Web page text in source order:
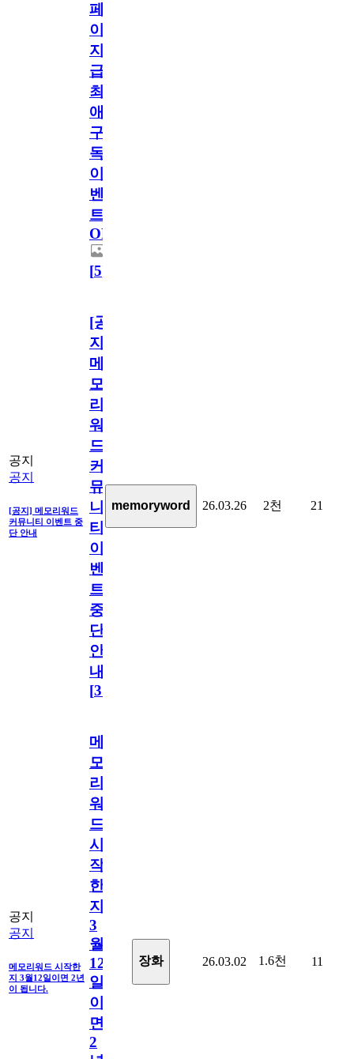
페
이
지
급!
최
애
구
독
이
벤
트
OPEN!
[5]
공지
공지
[공지] 메모리워드
커뮤니티 이벤트 중
단 안내
[공
지]
메
모
리
워
드
커
뮤
니
티
이
벤
트
중
단
안
내
[31
memoryword 26.03.26 2천 21
공지
공지
메모리워드 시작한
지 3월12일이면 2년
이 됩니다.
메
모
리
워
드
시
작
한
지
3
월
12
일
이
면
2
장화 26.03.02 1.6천 11